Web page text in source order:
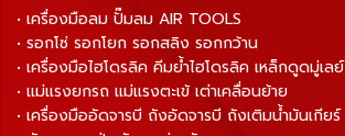
• เครื่องมือลม ปั๊มลม AIR TOOLS
• รอกโซ่ รอกโยก รอกสลิง รอกกว้าน
• เครื่องมือไฮโดรลิค คีมย้ำไฮโดรลิค เหล็กดูดมู่เลย์
• แม่แรงยกรถ แม่แรงตะเข้ เต่าเคลื่อนย้าย
• เครื่องมืออัดจารบี ถังอัดจารบี ถังเติมน้ำมันเกียร์